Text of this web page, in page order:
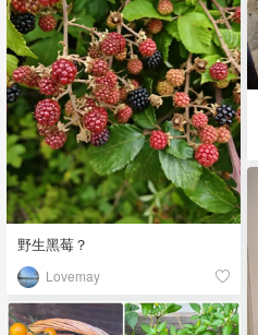
野生黑莓？
Lovemay